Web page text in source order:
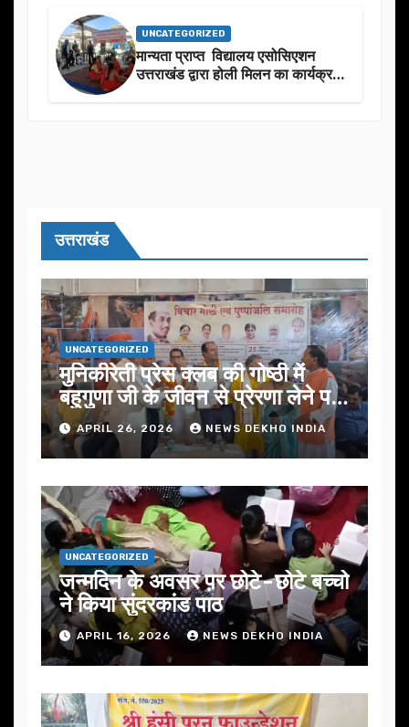
UNCATEGORIZED
मान्यता प्राप्त विद्यालय एसोसिएशन
उत्तराखंड द्वारा होली मिलन का कार्यक्रम
उत्तराखंड
UNCATEGORIZED
मुनिकीरेती प्रेस क्लब की गोष्ठी में
बहुगुणा जी के जीवन से प्रेरणा लेने पर
जोरAPRIL 26, 2026 NEWS DEKHO INDIA
UNCATEGORIZED
जन्मदिन के अवसर प़र छोटे-छोटे बच्चो
ने किया सुंदरकांड पाठ
APRIL 16, 2026 NEWS DEKHO INDIA